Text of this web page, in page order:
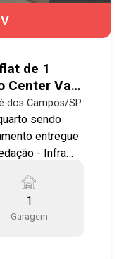
de 1
Center Vale
Liv.One
dos Campos/SP
- Infra
- Ponto
com
Aquecimento a
1
Garagem